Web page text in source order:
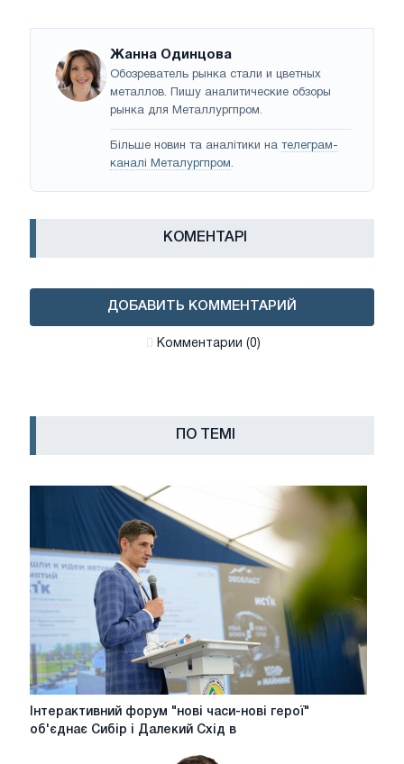
Жанна Одинцова
Обозреватель рынка стали и цветных
металлов. Пишу аналитические обзоры
рынка для Металлургпром.
Більше новин та аналітики на телеграм-
каналі Металургпром.
КОМЕНТАРІ
ДОБАВИТЬ КОММЕНТАРИЙ
Комментарии (0)
ПО ТЕМІ
Інтерактивний
форум
Інтерактивний форум "нові часи-нові герої"
об'єднає Сибір і Далекий Схід в